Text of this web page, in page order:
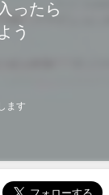
ったら
う
ます